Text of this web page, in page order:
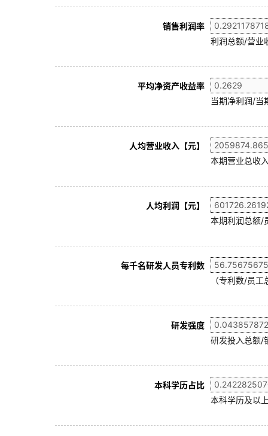
销售利润率
利润总额/营业
平均净资产收益率
当期净利润/当
人均营业收入【元】
本期营业总收
人均利润【元】
本期利润总额/
每千名研发人员专利数
（专利数/员
研发强度
研发投入总额/
本科学历占比
本科学历及以